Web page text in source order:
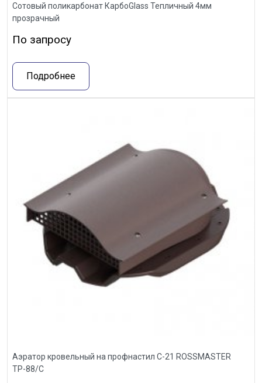
Сотовый поликарбонат КарбоGlass Тепличный 4мм
прозрачный
По запросу
Подробнее
Аэратор кровельный на профнастил С-21 ROSSMASTER
ТР-88/С